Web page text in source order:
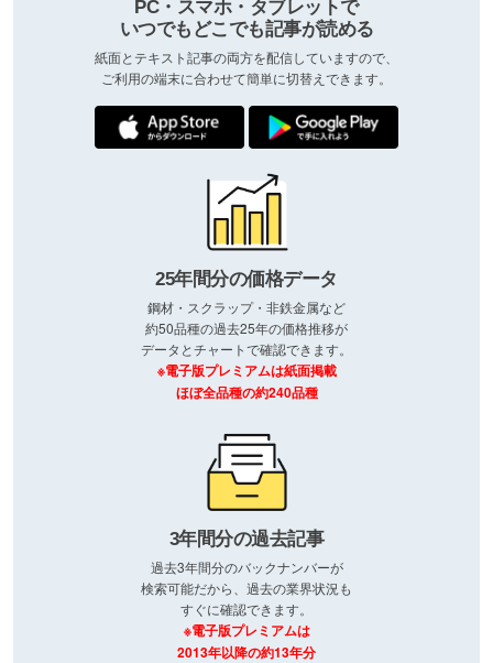
PC・スマホ・タブレットで
いつでもどこでも記事が読める
紙面とテキスト記事の両方を配信していますので、
ご利用の端末に合わせて簡単に切替えできます。
25年間分の価格データ
鋼材・スクラップ・非鉄金属など
約50品種の過去25年の価格推移が
データとチャートで確認できます。
※電子版プレミアムは紙面掲載
ほぼ全品種の約240品種
3年間分の過去記事
過去3年間分のバックナンバーが
検索可能だから、過去の業界状況も
すぐに確認できます。
※電子版プレミアムは
2013年以降の約13年分